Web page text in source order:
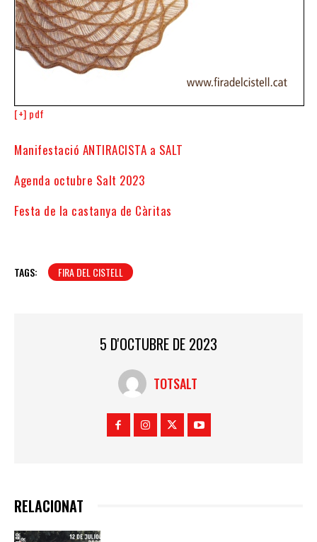
[+] pdf
Manifestació ANTIRACISTA a SALT
Agenda octubre Salt 2023
Festa de la castanya de Càritas
TAGS: FIRA DEL CISTELL
5 D'OCTUBRE DE 2023
TOTSALT
RELACIONAT